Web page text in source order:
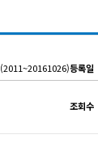
등록일
조회수